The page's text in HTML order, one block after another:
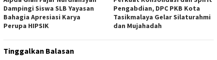
Dampingi Siswa SLB Yayasan
Bahagia Apresiasi Karya
Perupa HIPSIK
Pengabdian, DPC PKB Kota
Tasikmalaya Gelar Silaturahmi
dan Mujahadah
Tinggalkan Balasan